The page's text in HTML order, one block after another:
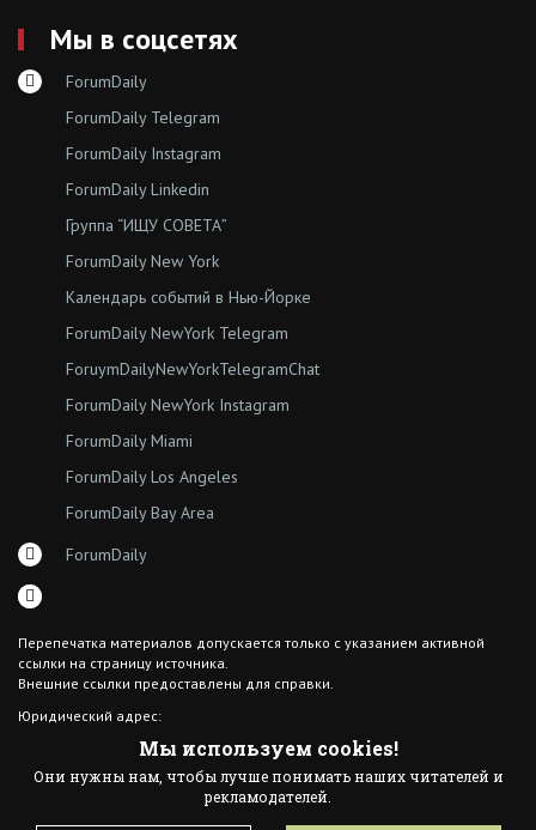
Мы в соцсетях
ForumDaily
ForumDaily Telegram
ForumDaily Instagram
ForumDaily Linkedin
Группа “ИЩУ СОВЕТА”
ForumDaily New York
Календарь событий в Нью-Йорке
ForumDaily NewYork Telegram
ForuymDailyNewYorkTelegramChat
ForumDaily NewYork Instagram
ForumDaily Miami
ForumDaily Los Angeles
ForumDaily Bay Area
ForumDaily
Перепечатка материалов допускается только с указанием активной
ссылки на страницу источника.
Внешние ссылки предоставлены для справки.
Юридический адрес:
Brooklyn NY 11204
© 2015 ForumDaily inc.
Мы используем cookies!
Они нужны нам, чтобы лучше понимать наших читателей и
рекламодателей.